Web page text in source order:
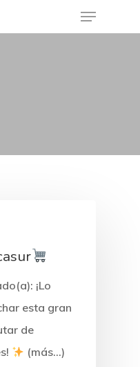
¡Lo
esta gran
de
(más…)